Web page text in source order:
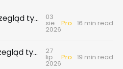
INSIGHT #183: Przegląd tygodniowy | Najnowsze dane GUS … czyli sezon wakacyjny z wiatrem w żagle 03
sie
2026
Pro 16 min read
INSIGHT #182: Przegląd tygodniowy | Rynek biurowy - powierzchni biurowych nie brakuje, chyba że tych w najnowszym standardzie 27
lip
2026
Pro 19 min read